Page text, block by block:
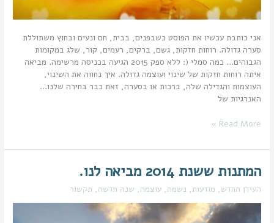
אני כותבת עכשיו את הפוסט כשבפנים, בבית, חם ונעים ובחוץ משתוללת
סערה גדולה. רוחות חזקות, גשם, ברקים, רעמים, קור, שלג במקומות
הגבוהים… כמה סמלי (: ללא ספק 2015 הגיעה בכניסה מרשימה. מביאה
איתה רוחות חזקות של שינוי ועוצמה גדולה. איך נחווה את השינוי,
העוצמות והגדילה שלה, ברכות או בסערה, זאת כבר בחירה שלנו…
האנרגיות של
Read More »
המתנות ששנת 2014 מביאה לנו.
העידן החדש, מודעות, נשמה,עוצמה, שנה חדשה, תקשור
המתנות
ששנת
2014
מביאה
לנו.